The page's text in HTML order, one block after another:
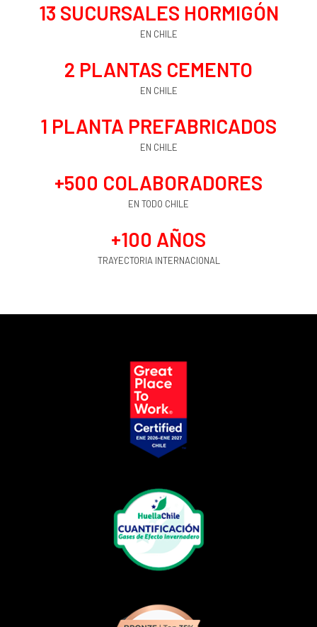
EN CHILE
13 SUCURSALES HORMIGÓN
EN CHILE
2 PLANTAS CEMENTO
EN CHILE
1 PLANTA PREFABRICADOS
EN TODO CHILE
+500 COLABORADORES
TRAYECTORIA INTERNACIONAL
+100 AÑOS